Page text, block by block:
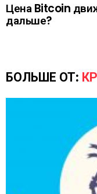
Цена Bitcoin
дальше?
БОЛЬШЕ ОТ: